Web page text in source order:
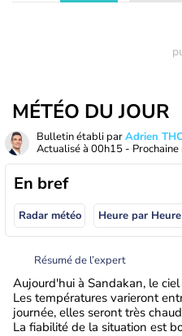
MÉTÉO DU JOUR
Bulletin établi parAdrien
Actualisé à 00h15 - Prochaine
En bref
Radar météo Heure par Heure
Résumé de l’expert
Aujourd'hui à Sandakan, le
Les températures varieront
journée, elles seront très
La fiabilité de la situation est